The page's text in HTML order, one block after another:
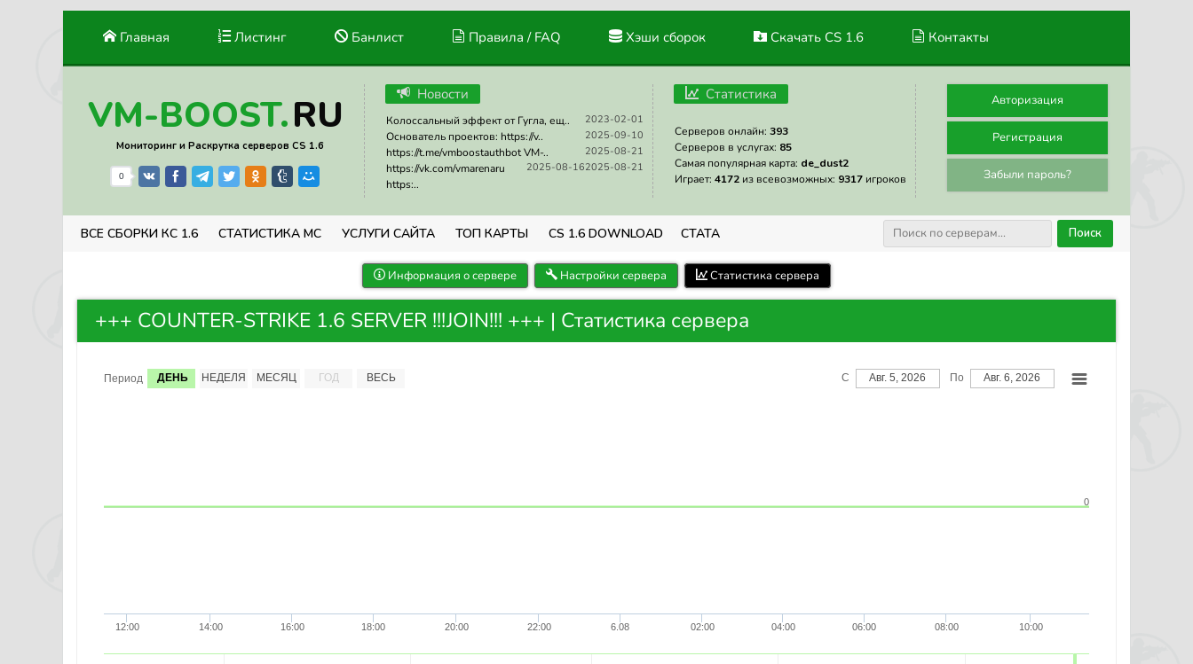
Главная Листинг Банлист Правила / FAQ Хэши сборок Скачать CS 1.6 Контакты
VM-BOOST.RU
Мониторинг и Раскрутка серверов CS 1.6
0
Новости
2023-02-01
Колоссальный эффект от Гугла, ещ..
2025-09-10
Основатель проектов: https://v..
2025-08-21
https://t.me/vmboostauthbot VM-..
2025-08-21
2025-08-16
https://vk.com/vmarenaru
https:..
Статистика
Серверов онлайн: 393
Серверов в услугах: 85
Самая популярная карта: de_dust2
Играет: 4172 из всевозможных: 9317 игроков
Авторизация
Регистрация
Забыли пароль?
ВСЕ СБОРКИ КС 1.6 СТАТИСТИКА МС УСЛУГИ САЙТА ТОП КАРТЫ CS 1.6 DOWNLOAD СТАТА Поиск
Информация о сервере Настройки сервера Статистика сервера
+++ COUNTER-STRIKE 1.6 SERVER !!!JOIN!!! +++ | Статистика сервера
Период ДЕНЬ НЕДЕЛЯ МЕСЯЦ ГОД ВЕСЬ С Авг. 5, 2026 По Авг. 6, 2026
12:00 14:00 16:00 18:00 20:00 22:00 6.08 02:00 04:00 06:00 08:00 10:00
0